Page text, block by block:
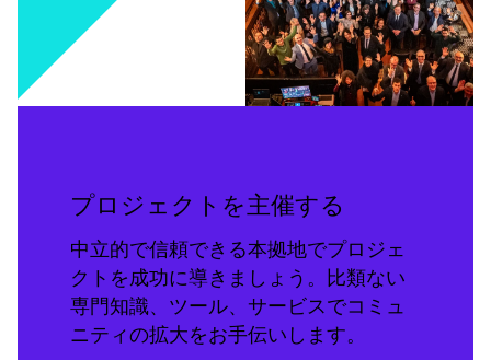
プロジェクトを主催する
中立的で信頼できる本拠地でプロジェ
クトを成功に導きましょう。比類ない
専門知識、ツール、サービスでコミュ
ニティの拡大をお手伝いします。